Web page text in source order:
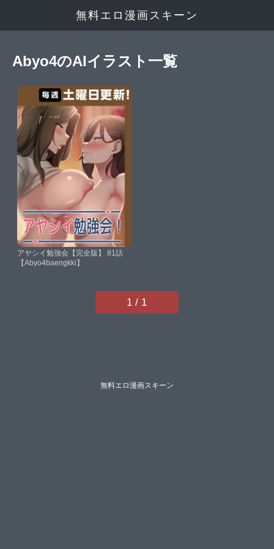
無料エロ漫画スキーン
Abyo4のAIイラスト一覧
アヤシイ勉強会【完全版】 81話
【Abyo4baengkki】
1 / 1
無料エロ漫画スキーン